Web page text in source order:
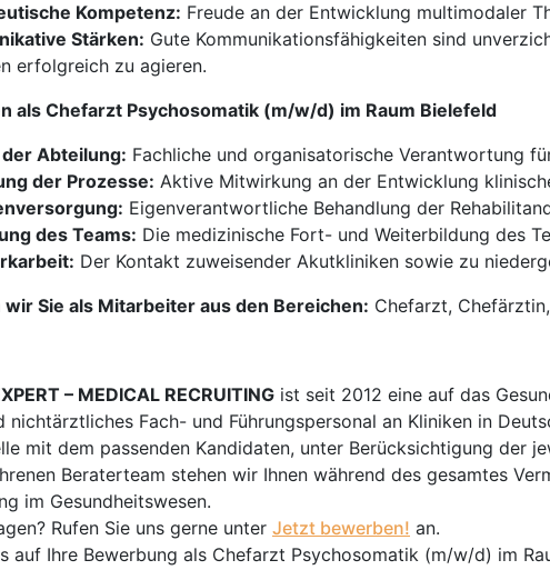
Kompetenz: Freude an der Entwicklung multimodaler
Stärken: Gute Kommunikationsfähigkeiten sind
erfolgreich zu agieren.
als Chefarzt Psychosomatik (m/w/d) im Raum Bielefeld
Abteilung: Fachliche und organisatorische Verantwortung
der Prozesse: Aktive Mitwirkung an der Entwicklung
Eigenverantwortliche Behandlung der
des Teams: Die medizinische Fort- und Weiterbildung des
Der Kontakt zuweisender Akutkliniken sowie zu
Sie als Mitarbeiter aus den Bereichen: Chefarzt,
– MEDICAL RECRUITING ist seit 2012 eine auf das
nichtärztliches Fach- und Führungspersonal an Kliniken in
mit dem passenden Kandidaten, unter Berücksichtigung der
Beraterteam stehen wir Ihnen während des gesamtes
im Gesundheitswesen.
Rufen Sie uns gerne unter Jetzt bewerben! an.
auf Ihre Bewerbung als Chefarzt Psychosomatik (m/w/d) im